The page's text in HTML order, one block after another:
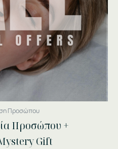
Προσώπου
Προσώπου +
Gift